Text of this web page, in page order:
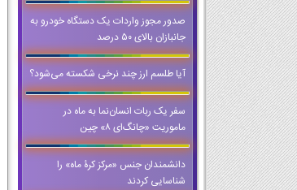
صدور مجوز واردات یک دستگاه خودرو به
جانبازان بالای ۵۰ درصد
آیا طلسم ارز چند نرخی شکسته می‌شود؟
سفر یک ربات انسان‌نما به ماه در
ماموریت «چانگ‌ای ۸» چین
دانشمندان جنس «مرکز کرۀ ماه» را
شناسایی کردند